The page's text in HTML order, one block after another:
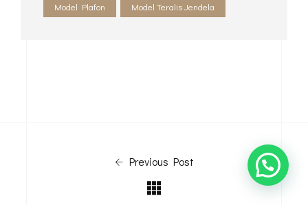
Model Plafon Model Teralis Jendela
Previous Post